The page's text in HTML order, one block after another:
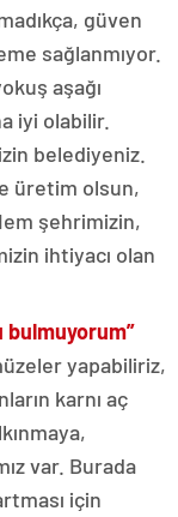
güven
sağlanmıyor.
aşağı
iyi olabilir.
belediyeniz.
üretim olsun,
şehrimizin,
ihtiyacı olan
bulmuyorum”
yapabiliriz,
karnı aç
var. Burada
için